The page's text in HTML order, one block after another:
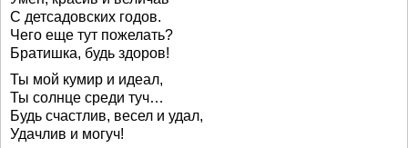
С детсадовских годов.
Чего еще тут пожелать?
Братишка, будь здоров!
Ты мой кумир и идеал,
Ты солнце среди туч…
Будь счастлив, весел и удал,
Удачлив и могуч!